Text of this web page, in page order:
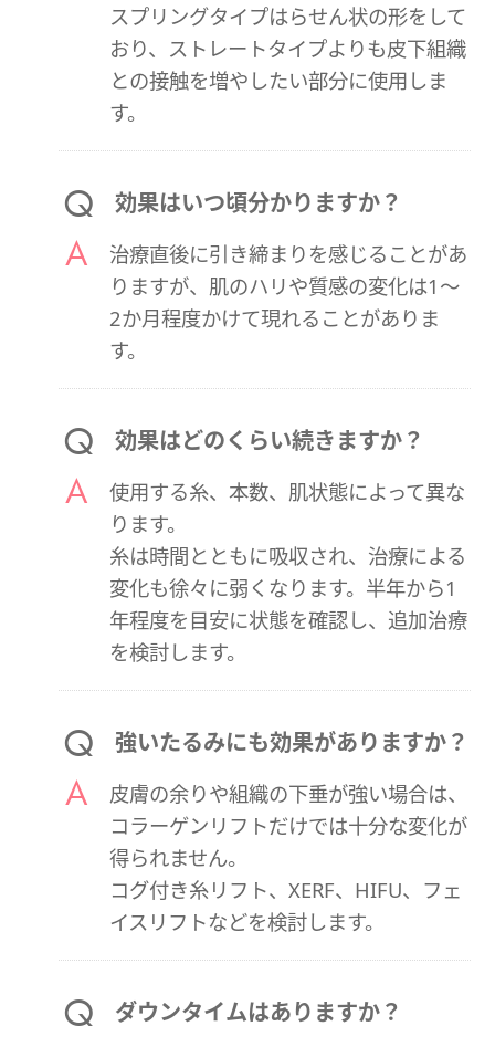
スプリングタイプはらせん状の形をして
おり、ストレートタイプよりも皮下組織
との接触を増やしたい部分に使用しま
す。
効果はいつ頃分かりますか？
治療直後に引き締まりを感じることがあ
りますが、肌のハリや質感の変化は1～
2か月程度かけて現れることがありま
す。
効果はどのくらい続きますか？
使用する糸、本数、肌状態によって異な
ります。
糸は時間とともに吸収され、治療による
変化も徐々に弱くなります。半年から1
年程度を目安に状態を確認し、追加治療
を検討します。
強いたるみにも効果がありますか？
皮膚の余りや組織の下垂が強い場合は、
コラーゲンリフトだけでは十分な変化が
得られません。
コグ付き糸リフト、XERF、HIFU、フェ
イスリフトなどを検討します。
ダウンタイムはありますか？